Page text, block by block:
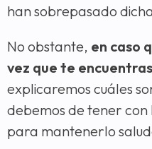
han sobrepasado
No obstante, en caso
vez que te
explicaremos cuáles
debemos de tener con
para mantenerlo